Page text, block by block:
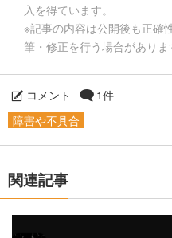
入を得ています。
※記事の内容は公開後も正確
筆・修正を行う場合がありま
コメント
1件
障害や不具合
関連記事